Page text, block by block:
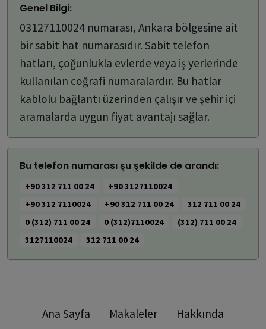
Genel Bilgi:
03127110024 numarası, Ankara bölgesine ait
bir sabit hat numarasıdır. Sabit telefon
hatları, çoğunlukla evlerde veya iş yerlerinde
kullanılan coğrafi numaralardır. Bu hatlar
kablolu bağlantı üzerinden çalışır ve şehir içi
aramalarda uygun fiyat avantajı sağlar.
Bu telefon numarası şu şekilde de arandı:
+90 312 711 00 24
+90 3127110024
+90 312 7110024
+90 312 711 00 24
312 711 00 24
0 (312) 711 00 24
0 (312)7110024
(312) 711 00 24
3127110024
312 711 00 24
Ana Sayfa Makaleler Hakkında